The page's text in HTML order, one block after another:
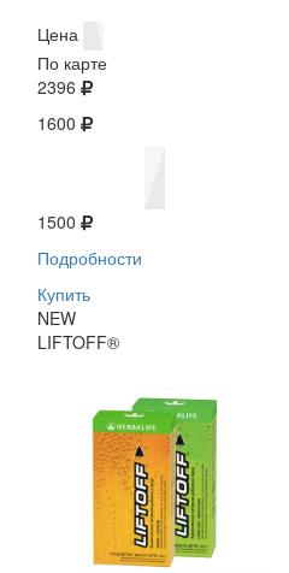
Цена
По карте
2396
1600
1500
Подробности
Купить
NEW
LIFTOFF®